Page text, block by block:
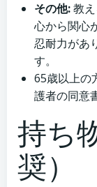
その他:教
心から関心
忍耐力があ
す。
65歳以上の
護者の同意
持ち
奨）